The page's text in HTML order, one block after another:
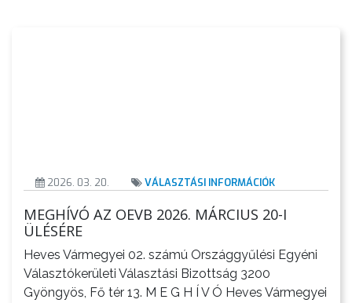
2026. 03. 20. VÁLASZTÁSI INFORMÁCIÓK
MEGHÍVÓ AZ OEVB 2026. MÁRCIUS 20-I
ÜLÉSÉRE
Heves Vármegyei 02. számú Országgyűlési Egyéni
Választókerületi Választási Bizottság 3200
Gyöngyös, Fő tér 13. M E G H Í V Ó Heves Vármegyei